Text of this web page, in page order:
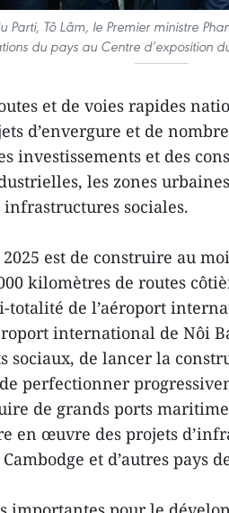
Parti, Tô Lâm, le Premier ministre
du pays au Centre d’exposition
et de voies rapides
d’envergure et de
investissements et des
les zones
infrastructures sociales.
est de construire au
kilomètres de routes
totalité de l’aéroport
international de Nôi
sociaux, de lancer la
perfectionner
de grands ports
en œuvre des projets
et d’autres pays